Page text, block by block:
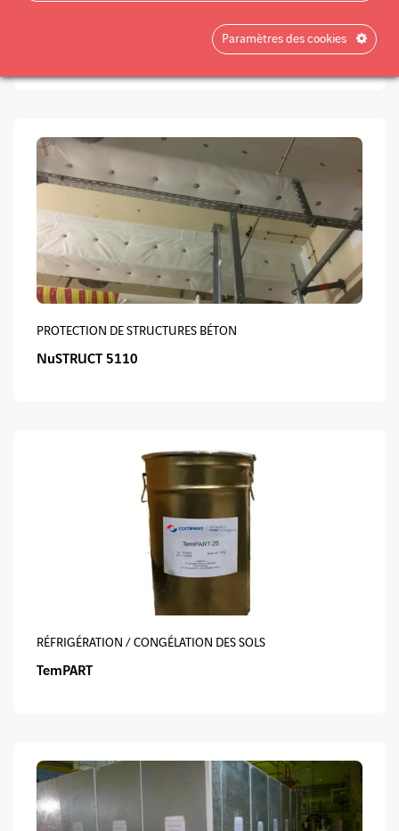
PROTECTION DE STRUCTURES BÉTON
NuSTRUCT 5110
RÉFRIGÉRATION / CONGÉLATION DES SOLS
TemPART
Paramètres des cookies